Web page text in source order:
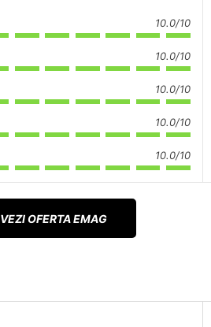
10.0/10
10.0/10
10.0/10
10.0/10
10.0/10
VEZI OFERTA EMAG